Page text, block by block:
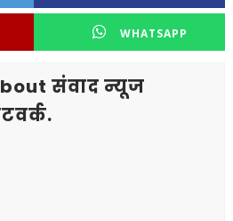
WHATSAPP
संवाद न्यूज